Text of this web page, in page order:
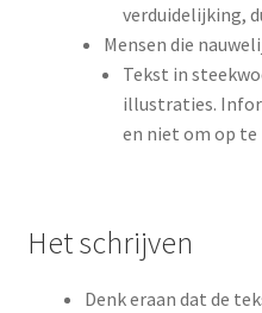
verduidelijking,
Mensen die
Tekst in
illustraties.
en niet om op te
Het schrijven
Denk eraan dat de